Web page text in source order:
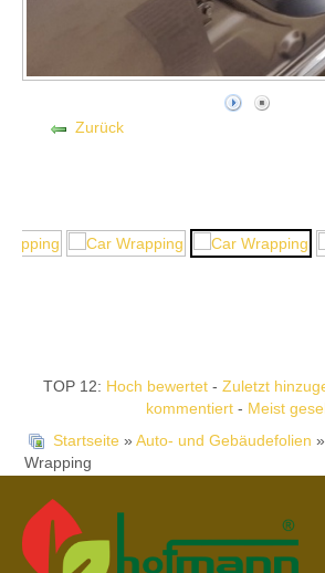
Zurück
TOP 12: Hoch bewertet - Zuletzt
kommentiert- Meist
Startseite » Auto- und Gebäudefolien »
Wrapping